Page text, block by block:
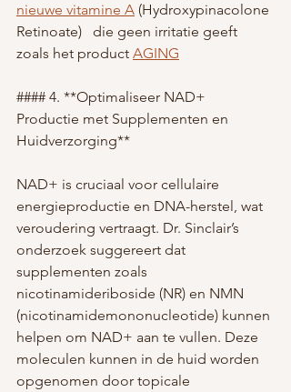
nieuwe vitamine A (Hydroxypinacolone
Retinoate)
   die geen irritatie geeft
zoals het product AGING
#### 4. **Optimaliseer NAD+
Productie met Supplementen en
Huidverzorging**
NAD+ is cruciaal voor cellulaire
energieproductie en DNA-herstel, wat
veroudering vertraagt. Dr. Sinclair’s
onderzoek suggereert dat
supplementen zoals
nicotinamideriboside (NR) en NMN
(nicotinamidemononucleotide) kunnen
helpen om NAD+ aan te vullen. Deze
moleculen kunnen in de huid worden
opgenomen door topicale